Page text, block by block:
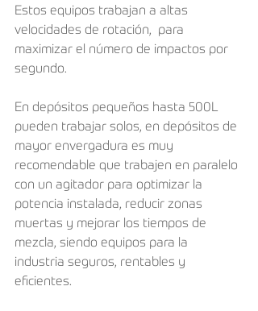
Estos equipos trabajan a altas
velocidades de rotación,  para
maximizar el número de impactos por
segundo.
En depósitos pequeños hasta 500L
pueden trabajar solos, en depósitos de
mayor envergadura es muy
recomendable que trabajen en paralelo
con un agitador para optimizar la
potencia instalada, reducir zonas
muertas y mejorar los tiempos de
mezcla, siendo equipos para la
industria seguros, rentables y
eficientes.